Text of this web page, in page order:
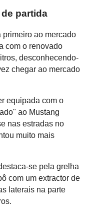
partida
primeiro ao mercado
com o renovado
desconhecendo-
chegar ao mercado
equipada com o
ao Mustang
nas estradas no
muito mais
se pela grelha
com um extractor de
laterais na parte